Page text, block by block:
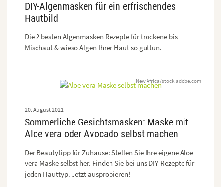
DIY-Algenmasken für ein erfrischendes
Hautbild
Die 2 besten Algenmasken Rezepte für trockene bis
Mischaut & wieso Algen Ihrer Haut so guttun.
New Africa/stock.adobe.com
Sommerliche Gesichtsmasken: Maske mit
Aloe vera oder Avocado selbst machen
20. August 2021
Der Beautytipp für Zuhause: Stellen Sie Ihre eigene Aloe
vera Maske selbst her. Finden Sie bei uns DIY-Rezepte für
jeden Hauttyp. Jetzt ausprobieren!